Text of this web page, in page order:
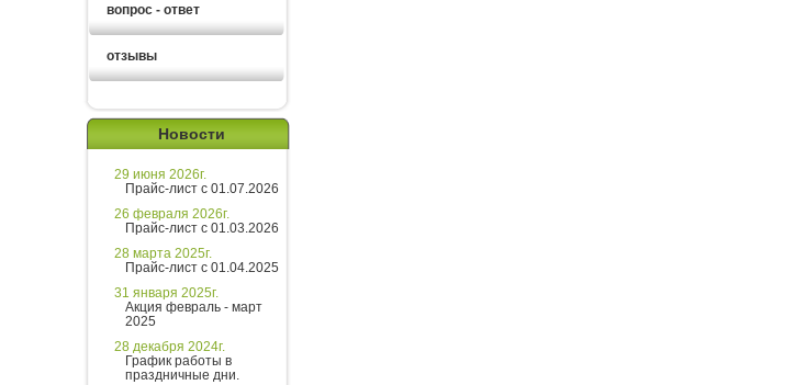
вопрос - ответ
отзывы
Новости
29 июня 2026г.
Прайс-лист с 01.07.2026
26 февраля 2026г.
Прайс-лист с 01.03.2026
28 марта 2025г.
Прайс-лист с 01.04.2025
31 января 2025г.
Акция февраль - март
2025
28 декабря 2024г.
График работы в
праздничные дни.